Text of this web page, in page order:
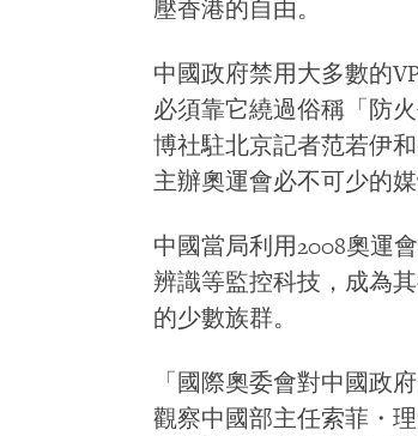
壓香港的自由。
中國政府禁用大多數的
必須靠它繞過俗稱「防
博社駐北京記者范若伊
主辦奧運會必不可少的
中國當局利用2008奧運
辨識等監控科技，成為
的少數族群。
「國際奧委會對中國政
觀察中國部主任索菲・